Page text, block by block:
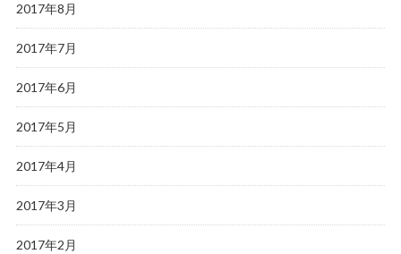
2017年8月
2017年7月
2017年6月
2017年5月
2017年4月
2017年3月
2017年2月